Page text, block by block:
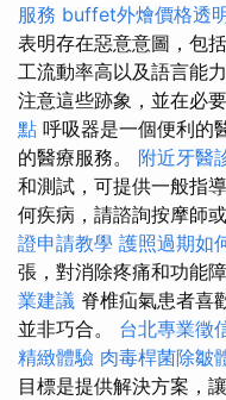
服務 buffet外燴價格透
表明存在惡意意圖，包
工流動率高以及語言能
注意這些跡象，並在必
點 呼吸器是一個便利的
的醫療服務。 附近牙醫
和測試，可提供一般指
何疾病，請諮詢按摩師
證申請教學 護照過期如
張，對消除疼痛和功能
業建議 脊椎疝氣患者喜
並非巧合。 台北專業徵
精緻體驗 肉毒桿菌除皺
目標是提供解決方案，